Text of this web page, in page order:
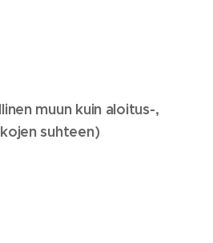
muun kuin aloitus-,
suhteen)